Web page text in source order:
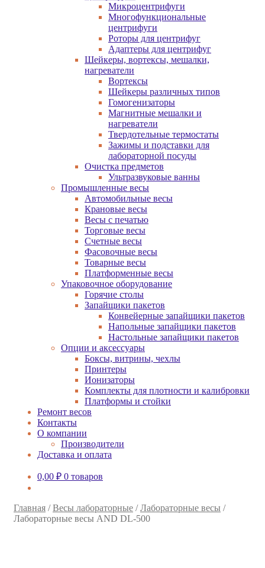
Микроцентрифуги
Многофункциональные
центрифуги
Роторы для центрифуг
Адаптеры для центрифуг
Шейкеры, вортексы, мешалки,
нагреватели
Вортексы
Шейкеры различных типов
Гомогенизаторы
Магнитные мешалки и
нагреватели
Твердотельные термостаты
Зажимы и подставки для
лабораторной посуды
Очистка предметов
Ультразвуковые ванны
Промышленные весы
Автомобильные весы
Крановые весы
Весы с печатью
Торговые весы
Счетные весы
Фасовочные весы
Товарные весы
Платформенные весы
Упаковочное оборудование
Горячие столы
Запайщики пакетов
Конвейерные запайщики пакетов
Напольные запайщики пакетов
Настольные запайщики пакетов
Опции и аксессуары
Боксы, витрины, чехлы
Принтеры
Ионизаторы
Комплекты для плотности и калибровки
Платформы и стойки
Ремонт весов
Контакты
О компании
Производители
Доставка и оплата
0,00 ₽ 0 товаров
Главная /Весы лабораторные /Лабораторные весы /
Лабораторные весы AND DL-500